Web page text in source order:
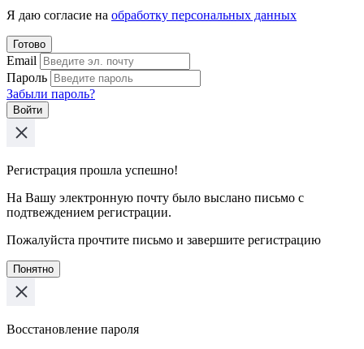
Я даю согласие на обработку персональных данных
Готово
Email
Пароль
Забыли пароль?
Войти
Регистрация прошла успешно!
На Вашу электронную почту было выслано письмо с
подтвеждением регистрации.
Пожалуйста прочтите письмо и завершите регистрацию
Понятно
Восстановление пароля